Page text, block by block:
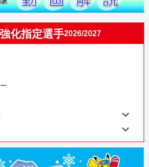
化指定選手2026/2027